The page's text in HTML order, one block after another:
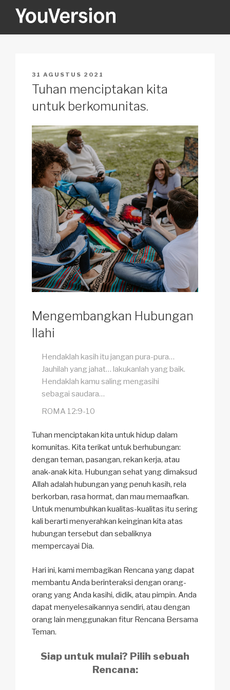
YOUVERSION
POSTED
ON
31 AGUSTUS 2021
Tuhan menciptakan kita
untuk berkomunitas.
Mengembangkan Hubungan
Ilahi
Hendaklah kasih itu jangan pura-pura…
Jauhilah yang jahat… lakukanlah yang baik.
Hendaklah kamu saling mengasihi
sebagai saudara…
ROMA 12:9-10
Tuhan menciptakan kita untuk hidup dalam
komunitas. Kita terikat untuk berhubungan:
dengan teman, pasangan, rekan kerja, atau
anak-anak kita. Hubungan sehat yang dimaksud
Allah adalah hubungan yang penuh kasih, rela
berkorban, rasa hormat, dan mau memaafkan.
Untuk menumbuhkan kualitas-kualitas itu sering
kali berarti menyerahkan keinginan kita atas
hubungan tersebut dan sebaliknya
mempercayai Dia.
Hari ini, kami membagikan Rencana yang dapat
membantu Anda berinteraksi dengan orang-
orang yang Anda kasihi, didik, atau pimpin. Anda
dapat menyelesaikannya sendiri, atau dengan
orang lain menggunakan fitur Rencana Bersama
Teman.
Siap untuk mulai? Pilih sebuah
Rencana: